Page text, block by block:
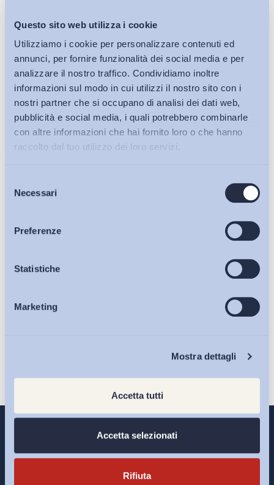
Questo sito web utilizza i cookie
Utilizziamo i cookie per personalizzare contenuti ed
annunci, per fornire funzionalità dei social media e per
analizzare il nostro traffico. Condividiamo inoltre
informazioni sul modo in cui utilizzi il nostro sito con i
nostri partner che si occupano di analisi dei dati web,
pubblicità e social media, i quali potrebbero combinarle
con altre informazioni che hai fornito loro o che hanno
raccolto dal tuo utilizzo dei loro servizi.
delNecessari
Preferenze
Statistiche
Marketing
Mostra dettagli
Accetta tutti
Accetta selezionati
Rifiuta
Bollettini ADAPT
Articoli
Osservatori
Eventi
Ho letto e Accetto il trattamento dei dati personali descritti